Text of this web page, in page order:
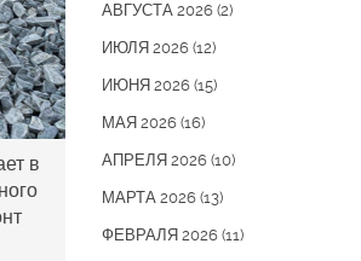
в
АВГУСТА 2026 (2)
ИЮЛЯ 2026 (12)
ИЮНЯ 2026 (15)
МАЯ 2026 (16)
АПРЕЛЯ 2026 (10)
МАРТА 2026 (13)
ФЕВРАЛЯ 2026 (11)